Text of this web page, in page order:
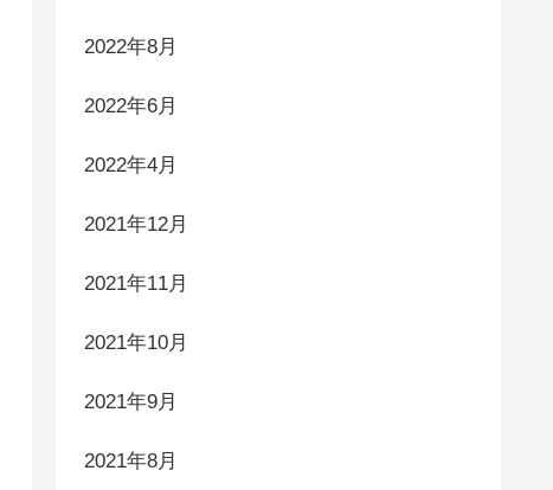
2022年8月
2022年6月
2022年4月
2021年12月
2021年11月
2021年10月
2021年9月
2021年8月